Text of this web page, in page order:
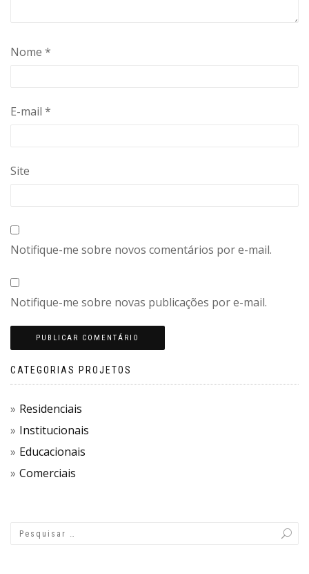
Nome *
E-mail *
Site
Notifique-me sobre novos comentários por e-mail.
Notifique-me sobre novas publicações por e-mail.
CATEGORIAS PROJETOS
Residenciais
Institucionais
Educacionais
Comerciais